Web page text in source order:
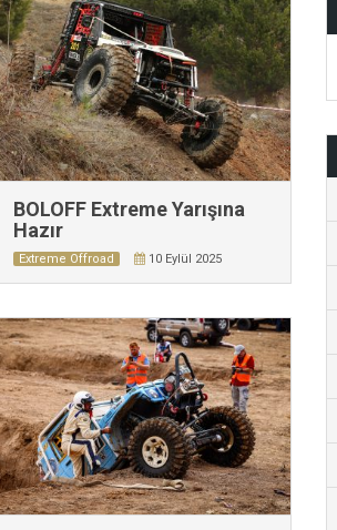
BOLOFF Extreme Yarışına
Hazır
Extreme Offroad 10 Eylül 2025